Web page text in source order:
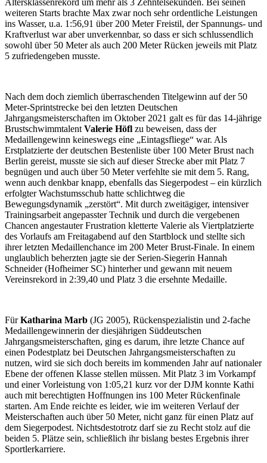
weiteren Starts brachte Max zwar noch sehr ordentliche Leistungen
ins Wasser, u.a. 1:56,91 über 200 Meter Freistil, der Spannungs- und
Kraftverlust war aber unverkennbar, so dass er sich schlussendlich
sowohl über 50 Meter als auch 200 Meter Rücken jeweils mit Platz
5 zufriedengeben musste.
Nach dem doch ziemlich überraschenden Titelgewinn auf der 50
Meter-Sprintstrecke bei den letzten Deutschen
Jahrgangsmeisterschaften im Oktober 2021 galt es für das 14-jährige
Brustschwimmtalent Valerie Höfl zu beweisen, dass der
Medaillengewinn keineswegs eine „Eintagsfliege“ war. Als
Erstplatzierte der deutschen Bestenliste über 100 Meter Brust nach
Berlin gereist, musste sie sich auf dieser Strecke aber mit Platz 7
begnügen und auch über 50 Meter verfehlte sie mit dem 5. Rang,
wenn auch denkbar knapp, ebenfalls das Siegerpodest – ein kürzlich
erfolgter Wachstumsschub hatte schlichtweg die
Bewegungsdynamik „zerstört“. Mit durch zweitägiger, intensiver
Trainingsarbeit angepasster Technik und durch die vergebenen
Chancen angestauter Frustration kletterte Valerie als Viertplatzierte
des Vorlaufs am Freitagabend auf den Startblock und stellte sich
ihrer letzten Medaillenchance im 200 Meter Brust-Finale. In einem
unglaublich beherzten jagte sie der Serien-Siegerin Hannah
Schneider (Hofheimer SC) hinterher und gewann mit neuem
Vereinsrekord in 2:39,40 und Platz 3 die ersehnte Medaille.
FürKatharina Marb (JG 2005), Rückenspezialistin und 2-fache
Medaillengewinnerin der diesjährigen Süddeutschen
Jahrgangsmeisterschaften, ging es darum, ihre letzte Chance auf
einen Podestplatz bei Deutschen Jahrgangsmeisterschaften zu
nutzen, wird sie sich doch bereits im kommenden Jahr auf nationaler
Ebene der offenen Klasse stellen müssen. Mit Platz 3 im Vorkampf
und einer Vorleistung von 1:05,21 kurz vor der DJM konnte Kathi
auch mit berechtigten Hoffnungen ins 100 Meter Rückenfinale
starten. Am Ende reichte es leider, wie im weiteren Verlauf der
Meisterschaften auch über 50 Meter, nicht ganz für einen Platz auf
dem Siegerpodest. Nichtsdestotrotz darf sie zu Recht stolz auf die
beiden 5. Plätze sein, schließlich ihr bislang bestes Ergebnis ihrer
Sportlerkarriere.